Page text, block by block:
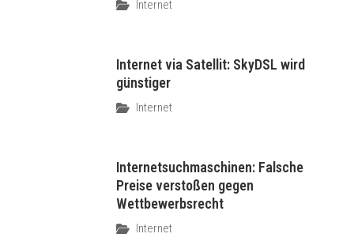
Internet
Internet via Satellit: SkyDSL wird
günstiger
Internet
Internetsuchmaschinen: Falsche
Preise verstoßen gegen
Wettbewerbsrecht
Internet